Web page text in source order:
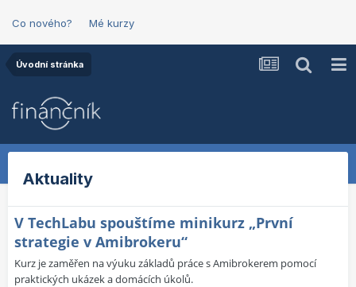
Co nového? Mé kurzy
Úvodní stránka
Aktuality
V TechLabu spouštíme minikurz „První
strategie v Amibrokeru“
Kurz je zaměřen na výuku základů práce s Amibrokerem pomocí
praktických ukázek a domácích úkolů.